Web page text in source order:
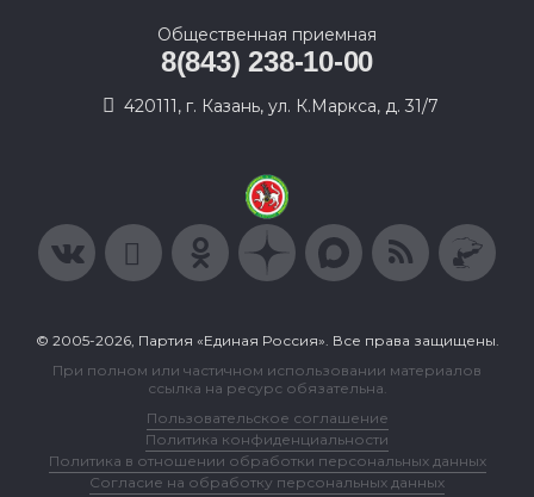
Общественная приемная
8(843) 238-10-00
420111, г. Казань, ул. К.Маркса, д. 31/7
© 2005-2026, Партия «Единая Россия». Все права защищены.
При полном или частичном использовании материалов
ссылка на ресурс обязательна.
Пользовательское соглашение
Политика конфиденциальности
Политика в отношении обработки персональных данных
Согласие на обработку персональных данных